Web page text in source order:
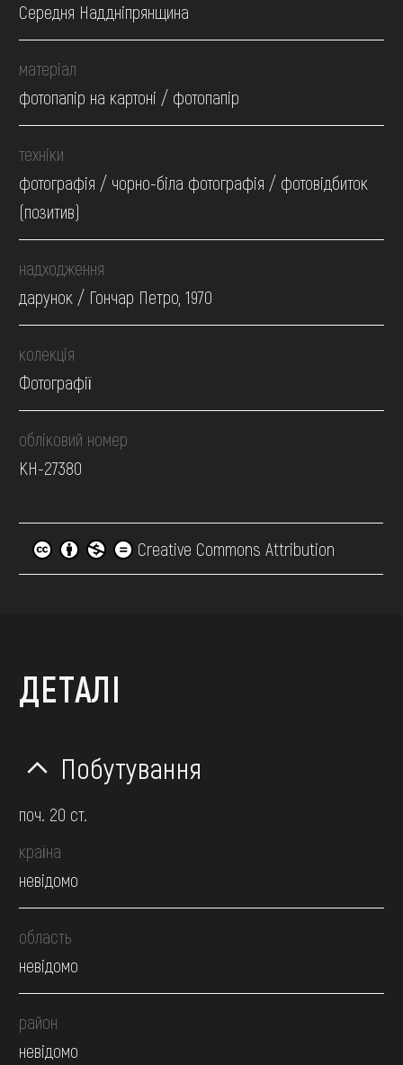
Середня Наддніпрянщина
матеріал
фотопапір на картоні / фотопапір
техніки
фотографія / чорно-біла фотографія / фотовідбиток
(позитив)
надходження
дарунок / Гончар Петро, 1970
колекція
Фотографії
обліковий номер
КН-27380
Creative Commons Attribution
ДЕТАЛІ
Побутування
поч. 20 ст.
країна
невідомо
область
невідомо
район
невідомо